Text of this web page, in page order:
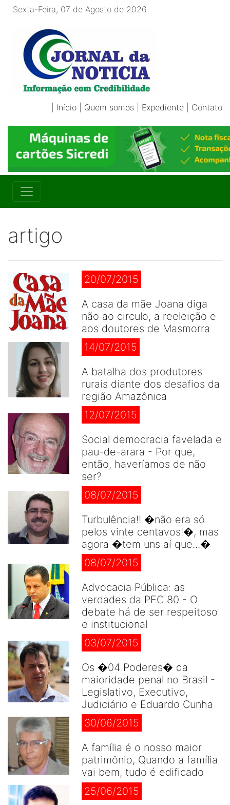
Sexta-Feira, 07 de Agosto de 2026
Início Quem somos Expediente Contato
artigo
20/07/2015
A casa da mãe Joana diga
não ao circulo, a reeleição e
aos doutores de Masmorra
14/07/2015
A batalha dos produtores
rurais diante dos desafios da
região Amazônica
12/07/2015
Social democracia favelada e
pau-de-arara - Por que,
então, haveríamos de não
ser?
08/07/2015
Turbulência!! �não era só
pelos vinte centavos!�, mas
agora �tem uns aí que...�
08/07/2015
Advocacia Pública: as
verdades da PEC 80 - O
debate há de ser respeitoso
e institucional
03/07/2015
Os �04 Poderes� da
maioridade penal no Brasil -
Legislativo, Executivo,
Judiciário e Eduardo Cunha
30/06/2015
A família é o nosso maior
patrimônio, Quando a família
vai bem, tudo é edificado
25/06/2015